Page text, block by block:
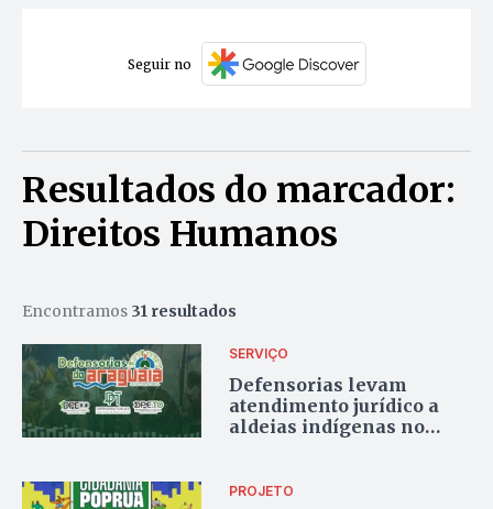
Seguir no
Resultados do marcador:
Direitos Humanos
Encontramos 31 resultados
SERVIÇO
Defensorias levam
atendimento jurídico a
aldeias indígenas no
PROJETO